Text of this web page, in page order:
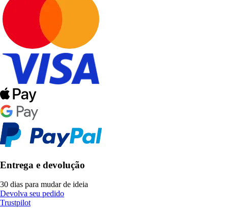
Entrega e devolução
30 dias para mudar de ideia
Devolva seu pedido
Trustpilot